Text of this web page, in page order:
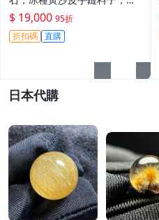
頭佳適合打造掛件或手鏈 莫西
沙 手鏈 料子
$ 19,000 95折
折扣碼 直購
日本代購